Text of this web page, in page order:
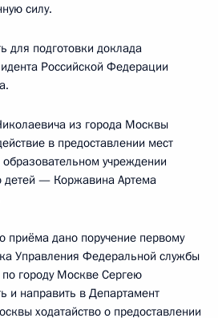
силу.
для подготовки доклада
Российской Федерации
из города Москвы
в предоставлении мест
учреждении
детей — Коржавина Артема
приёма дано поручение первому
Управления Федеральной службы
городу Москве Сергею
и направить в Департамент
ходатайство о предоставлении